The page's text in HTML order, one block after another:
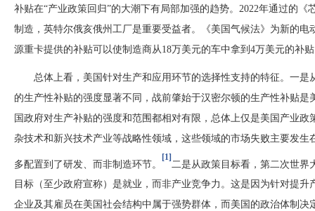
补贴在“产业政策回归”的大潮下有局部加强的趋势。2022年通过的
制造，英特尔俄亥俄州工厂是重要受益者。《美国气候法》为新的电
源重卡提供的补贴可以使制造商从18万美元的车中拿到4万美元的补
总体上看，美国针对生产和应用环节的选择性支持的特征。一
的生产性补贴的强度显著不同，战前肇始于汉密尔顿的生产性补贴
国政府对生产补贴的强度和范围都相对有限，总体上仅是美国产业
杂技术和新兴技术产业等战略性领域，这些领域的市场失败主要发
多配置到了研发、而非制造环节。
[1]
二是从政策目标看，第二次世
目标（至少政府宣称）是就业，而非产业竞争力。这是因为针对提
企业及其雇员在美国社会结构中属于强势群体，而美国的政治体制